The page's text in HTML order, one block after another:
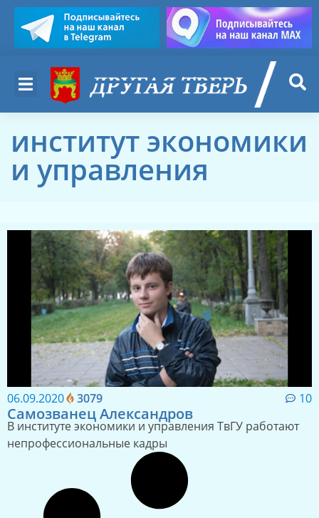
институт экономики
и управления
06.09.2020 3079 10
Самозванец Александров
В институте экономики и управления ТвГУ работают
непрофессиональные кадры